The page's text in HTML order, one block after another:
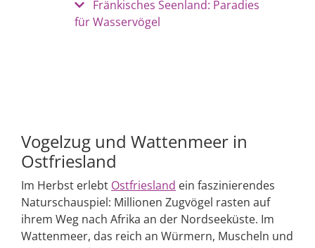
Fränkisches Seenland: Paradies
für Wasservögel
Vogelzug und Wattenmeer in
Ostfriesland
Im Herbst erlebt Ostfriesland ein faszinierendes
Naturschauspiel: Millionen Zugvögel rasten auf
ihrem Weg nach Afrika an der Nordseeküste. Im
Wattenmeer, das reich an Würmern, Muscheln und